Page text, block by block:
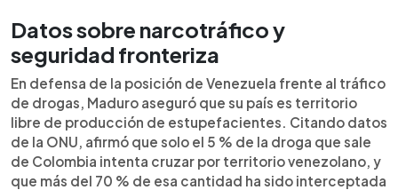
Datos sobre narcotráfico y
seguridad fronteriza
En defensa de la posición de Venezuela frente al tráfico
de drogas, Maduro aseguró que su país es territorio
libre de producción de estupefacientes. Citando datos
de la ONU, afirmó que solo el 5 % de la droga que sale
de Colombia intenta cruzar por territorio venezolano, y
que más del 70 % de esa cantidad ha sido interceptada